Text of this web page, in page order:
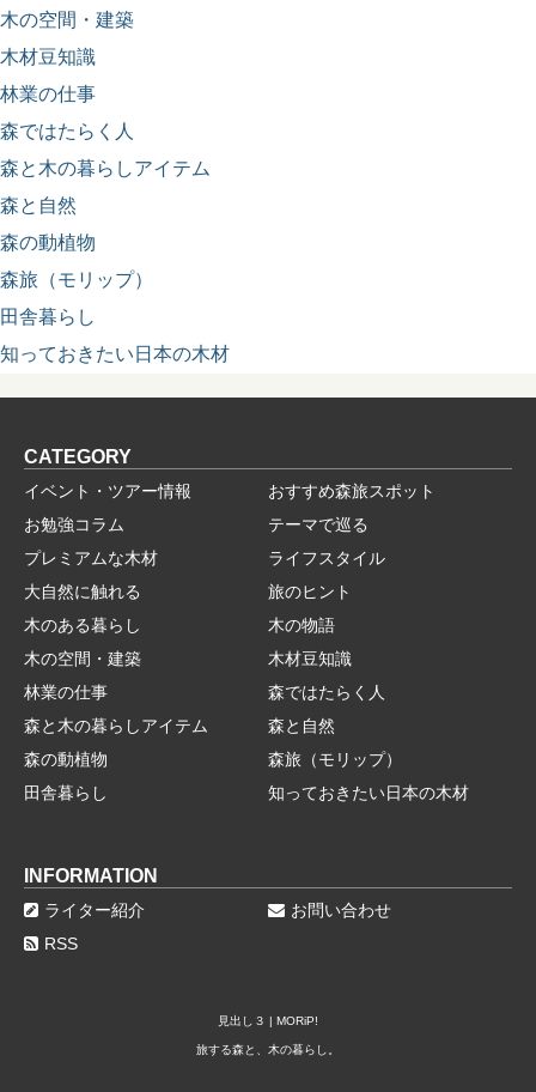
木の空間・建築
木材豆知識
林業の仕事
森ではたらく人
森と木の暮らしアイテム
森と自然
森の動植物
森旅（モリップ）
田舎暮らし
知っておきたい日本の木材
CATEGORY
イベント・ツアー情報
おすすめ森旅スポット
お勉強コラム
テーマで巡る
プレミアムな木材
ライフスタイル
大自然に触れる
旅のヒント
木のある暮らし
木の物語
木の空間・建築
木材豆知識
林業の仕事
森ではたらく人
森と木の暮らしアイテム
森と自然
森の動植物
森旅（モリップ）
田舎暮らし
知っておきたい日本の木材
INFORMATION
ライター紹介
お問い合わせ
RSS
見出し３ | MORiP!
旅する森と、木の暮らし。